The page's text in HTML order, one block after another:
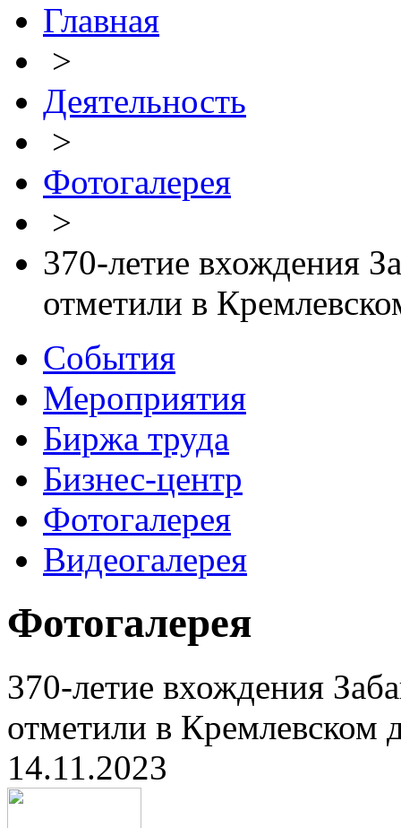
Главная
>
Деятельность
>
Фотогалерея
>
370-летие вхождения
отметили в
События
Мероприятия
Биржа труда
Бизнес-центр
Фотогалерея
Видеогалерея
Фотогалерея
370-летие вхождения
отметили в Кремлевском
14.11.2023